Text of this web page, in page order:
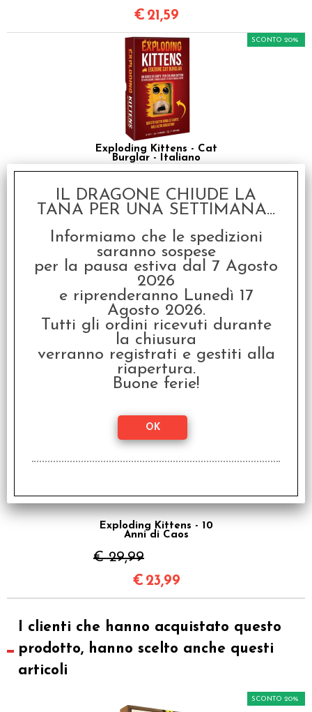
€ 21,59
Exploding Kittens - Cat
Burglar - Italiano
SCONTO 20%
€21,59
Exploding Kittens - Il
Gioco da Tavolo
€ 29,99
€ 23,99
Exploding Kittens - 10
Anni di Caos
€ 29,99
€ 23,99
I clienti che hanno acquistato questo
prodotto, hanno scelto anche questi
articoli
SCONTO 20%
IL DRAGONE CHIUDE LA
TANA PER UNA SETTIMANA...
Informiamo che le spedizioni
saranno sospese
per la pausa estiva dal 7 Agosto
2026
e riprenderanno Lunedì 17
Agosto 2026.
Tutti gli ordini ricevuti durante
la chiusura
verranno registrati e gestiti alla
riapertura.
Buone ferie!